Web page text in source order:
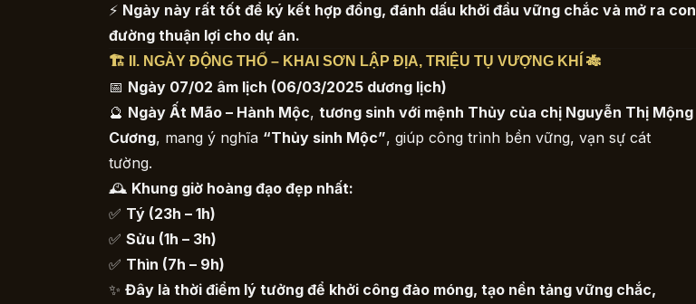
⚡ Ngày này rất tốt để ký kết hợp đồng, đánh dấu khởi đầu vững chắc và mở ra con
đường thuận lợi cho dự án.
🏗 II. NGÀY ĐỘNG THỔ – KHAI SƠN LẬP ĐỊA, TRIỆU TỤ VƯỢNG KHÍ 🎋
📅 Ngày 07/02 âm lịch (06/03/2025 dương lịch)
🔮 Ngày Ất Mão – Hành Mộc, tương sinh với mệnh Thủy của chị Nguyễn Thị Mộng
Cương, mang ý nghĩa “Thủy sinh Mộc”, giúp công trình bền vững, vạn sự cát
tường.
🕰 Khung giờ hoàng đạo đẹp nhất:
✅ Tý (23h – 1h)
✅ Sửu (1h – 3h)
✅ Thìn (7h – 9h)
✨ Đây là thời điểm lý tưởng để khởi công đào móng, tạo nền tảng vững chắc,